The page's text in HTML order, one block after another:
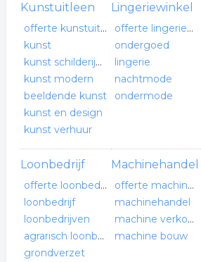
Kunstuitleen
offerte kunstuitleen
kunst
kunst schilderijen
kunst modern
beeldende kunst
kunst en design
kunst verhuur
Lingeriewinkel
offerte lingeriewinkel
ondergoed
lingerie
nachtmode
ondermode
Loonbedrijf
offerte loonbedrijf
loonbedrijf
loonbedrijven
agrarisch loonbedrijf
grondverzet
Machinehandel
offerte machinehandel
machinehandel
machine verkoop
machine bouw